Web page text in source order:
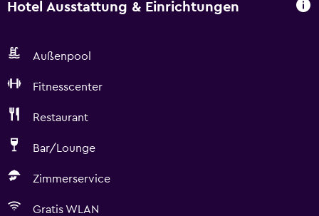
Hotel Ausstattung & Einrichtungen
Außenpool
Fitnesscenter
Restaurant
Bar/Lounge
Zimmerservice
Gratis WLAN